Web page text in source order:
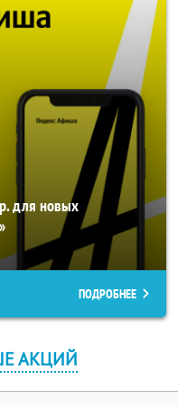
для новых
ПОДРОБНЕЕ
АКЦИЙ